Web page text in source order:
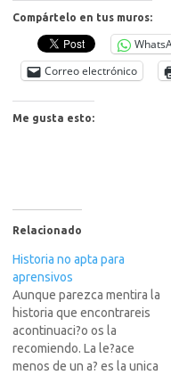
Compártelo en tus muros:
Correo electrónico
Me gusta esto:
Relacionado
Historia no apta para
aprensivos
Aunque parezca mentira la
historia que encontrareis
acontinuaci?o os la
recomiendo. La le?ace
menos de un a? es la unica